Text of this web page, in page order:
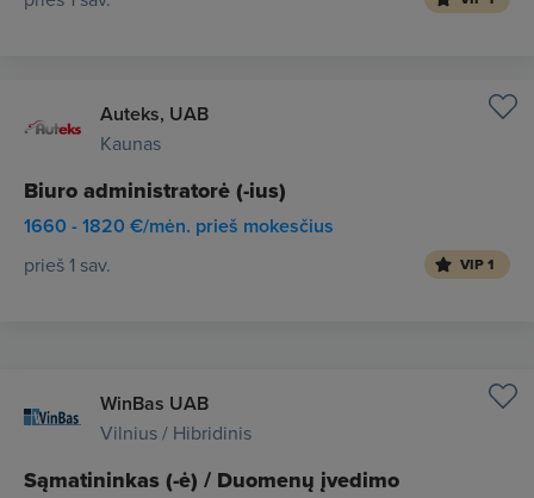
Auteks, UAB
Kaunas
Biuro administratorė (-ius)
1660 - 1820 €/mėn. prieš mokesčius
prieš 1 sav. VIP 1
WinBas UAB
Vilnius / Hibridinis
Sąmatininkas (-ė) / Duomenų įvedimo